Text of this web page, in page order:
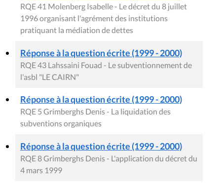
RQE 41 Molenberg Isabelle - Le décret du 8 juillet
1996 organisant l'agrément des institutions
pratiquant la médiation de dettes
Réponse à la question écrite (1999 - 2000)
RQE 43 Lahssaini Fouad - Le subventionnement de
l'asbl "LE CAIRN"
Réponse à la question écrite (1999 - 2000)
RQE 5 Grimberghs Denis - La liquidation des
subventions organiques
Réponse à la question écrite (1999 - 2000)
RQE 8 Grimberghs Denis - L'application du décret du
4 mars 1999